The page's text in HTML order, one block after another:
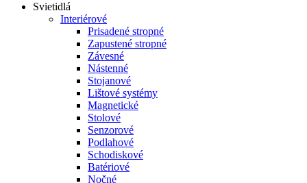
Svietidlá
Interiérové
Prisadené stropné
Zapustené stropné
Závesné
Nástenné
Stojanové
Lištové systémy
Magnetické
Stolové
Senzorové
Podlahové
Schodiskové
Batériové
Nočné